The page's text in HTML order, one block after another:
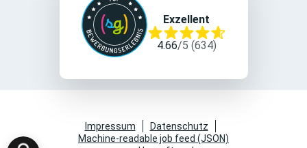
Exzellent
4.66/5 (634)
Impressum
Datenschutz
Machine-readable job feed (JSON)